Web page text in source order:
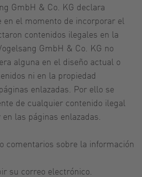
GmbH & Co. KG declara
en el momento de incorporar el
contenidos ilegales en la
GmbH & Co. KG no
alguna en el diseño actual o
ni en la propiedad
enlazadas. Por ello se
de cualquier contenido ilegal
las páginas enlazadas.
comentarios sobre la información
su correo electrónico.